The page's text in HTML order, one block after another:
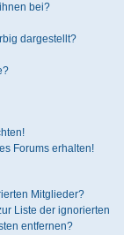
bei?
dargestellt?
Forums erhalten!
Mitglieder?
Liste der ignorierten
entfernen?